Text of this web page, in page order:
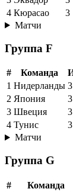
4 Кюрасао 3
Матчи
Группа F
# Команда
1 Нидерланды 3
2 Япония 3
3 Швеция 3
4 Тунис 3
Матчи
Группа G
# Команда